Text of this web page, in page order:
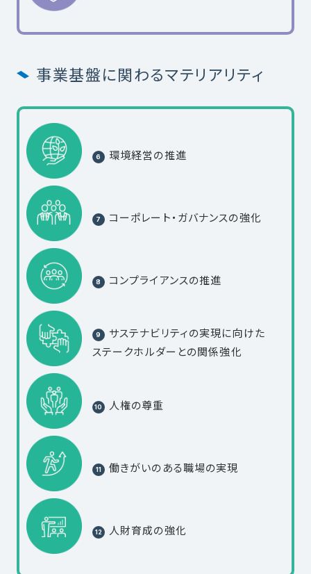
事業基盤に関わるマテリアリティ
環境経営の推進
コーポレート・ガバナンスの強化
コンプライアンスの推進
サステナビリティの実現に向けた
ステークホルダーとの関係強化
人権の尊重
働きがいのある職場の実現
人財育成の強化